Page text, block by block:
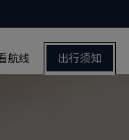
航线 出行须知